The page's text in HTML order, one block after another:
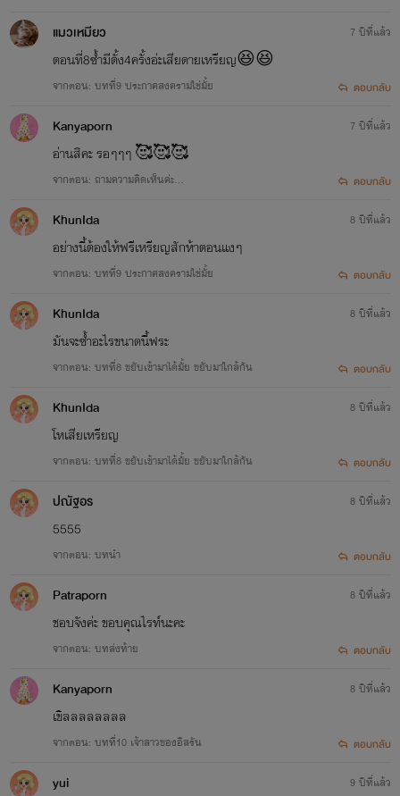
แมวเหมียว
ตอนที่8ซ้ำมีตั้ง4ครั้งอ่ะเสียดายเหรียญ😆😆
จากตอน: บทที่9 ประกาศสงครามใช่มั้ย
7 ปีที่แล้ว
ตอบกลับ
Kanyaporn
อ่านสิคะ รอๆๆๆ 🥰🥰🥰
จากตอน: ถามความคิดเห็นค่ะ...
7 ปีที่แล้ว
ตอบกลับ
KhunIda
อย่างนี้ต้องให้ฟรีเหรียญสักห้าตอนแงๆ
จากตอน: บทที่9 ประกาศสงครามใช่มั้ย
8 ปีที่แล้ว
ตอบกลับ
KhunIda
มันจะซ้ำอะไรขนาดนี้ฟระ
จากตอน: บทที่8 ขยับเข้ามาได้มั้ย ขยับมาใกล้กัน
8 ปีที่แล้ว
ตอบกลับ
KhunIda
โหเสียเหรียญ
จากตอน: บทที่8 ขยับเข้ามาได้มั้ย ขยับมาใกล้กัน
8 ปีที่แล้ว
ตอบกลับ
ปณัฐอร
5555
จากตอน: บทนำ
8 ปีที่แล้ว
ตอบกลับ
Patraporn
ชอบจังค่ะ ขอบคุณไรท์นะคะ
จากตอน: บทส่งท้าย
8 ปีที่แล้ว
ตอบกลับ
Kanyaporn
เขิลลลลลลลล
จากตอน: บทที่10 เจ้าสาวของอิสรัน
8 ปีที่แล้ว
ตอบกลับ
yui 9 ปีที่แล้ว